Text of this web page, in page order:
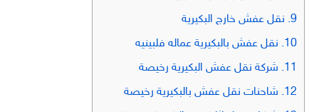
9. نقل عفش خارج البكيرية
10. نقل عفش بالبكيرية عماله فلبينيه
11. شركة نقل عفش البكيرية رخيصة
12. شاحنات نقل عفش بالبكيرية رخيصة